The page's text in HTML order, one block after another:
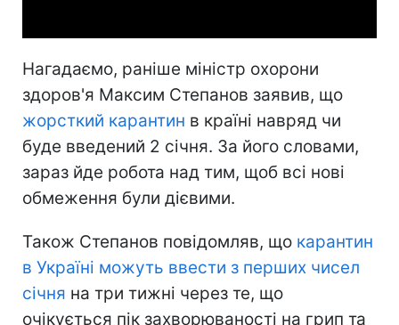
Нагадаємо, раніше міністр охорони
здоров'я Максим Степанов заявив, що
жорсткий карантин в країні навряд чи
буде введений 2 січня. За його словами,
зараз йде робота над тим, щоб всі нові
обмеження були дієвими.
Також Степанов повідомляв, що карантин
в Україні можуть ввести з перших чисел
січня на три тижні через те, що
очікується пік захворюваності на грип та